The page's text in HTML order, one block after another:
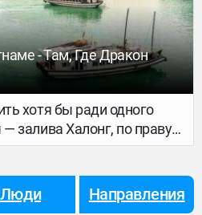
- Там, Где Дракон
хотя бы ради одного
залива Халонг, по праву
из самых живописных
в море», и связано
о могучем драконе,
Люди Направления